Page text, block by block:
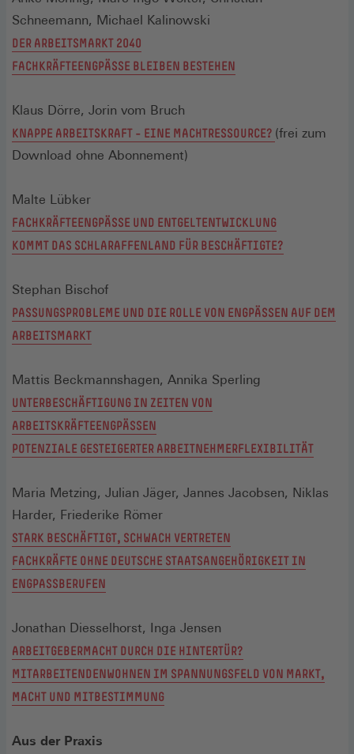
Schneemann, Michael Kalinowski
DER ARBEITSMARKT 2040
FACHKRÄFTEENGPÄSSE BLEIBEN BESTEHEN
Klaus Dörre, Jorin vom Bruch
KNAPPE ARBEITSKRAFT – EINE MACHTRESSOURCE? (frei zum
Download ohne Abonnement)
Malte Lübker
FACHKRÄFTEENGPÄSSE UND ENTGELTENTWICKLUNG
KOMMT DAS SCHLARAFFENLAND FÜR BESCHÄFTIGTE?
Stephan Bischof
PASSUNGSPROBLEME UND DIE ROLLE VON ENGPÄSSEN AUF DEM
ARBEITSMARKT
Mattis Beckmannshagen, Annika Sperling
UNTERBESCHÄFTIGUNG IN ZEITEN VON
ARBEITSKRÄFTEENGPÄSSEN
POTENZIALE GESTEIGERTER ARBEITNEHMERFLEXIBILITÄT
Maria Metzing, Julian Jäger, Jannes Jacobsen, Niklas
Harder, Friederike Römer
STARK BESCHÄFTIGT, SCHWACH VERTRETEN
FACHKRÄFTE OHNE DEUTSCHE STAATSANGEHÖRIGKEIT IN
ENGPASSBERUFEN
Jonathan Diesselhorst, Inga Jensen
ARBEITGEBERMACHT DURCH DIE HINTERTÜR?
MITARBEITENDENWOHNEN IM SPANNUNGSFELD VON MARKT,
MACHT UND MITBESTIMMUNG
Aus der Praxis